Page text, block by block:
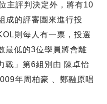
主評判決定外，將有10
成的評審團來進行投
則每人有一票，投選
最低的3位學員將會離
戰」第6組別由 陳卓怡
年周柏豪 、鄭融原唱